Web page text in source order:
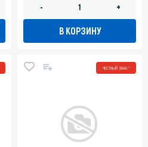
- +
В КОРЗИНУ
ЧЕСТНЫЙ ЗНАК *